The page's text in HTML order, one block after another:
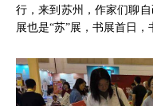
行，来到苏州，作家们聊
展也是“苏”展，书展首日，